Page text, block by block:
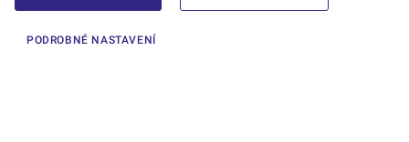
s.r.o.
PODROBNÉ NASTAVENÍ